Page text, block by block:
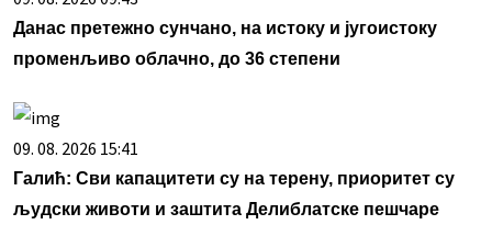
Данас претежно сунчано, на истоку и југоистоку
променљиво облачно, до 36 степени
09. 08. 2026 15:41
Галић: Сви капацитети су на терену, приоритет су
људски животи и заштита Делиблатске пешчаре